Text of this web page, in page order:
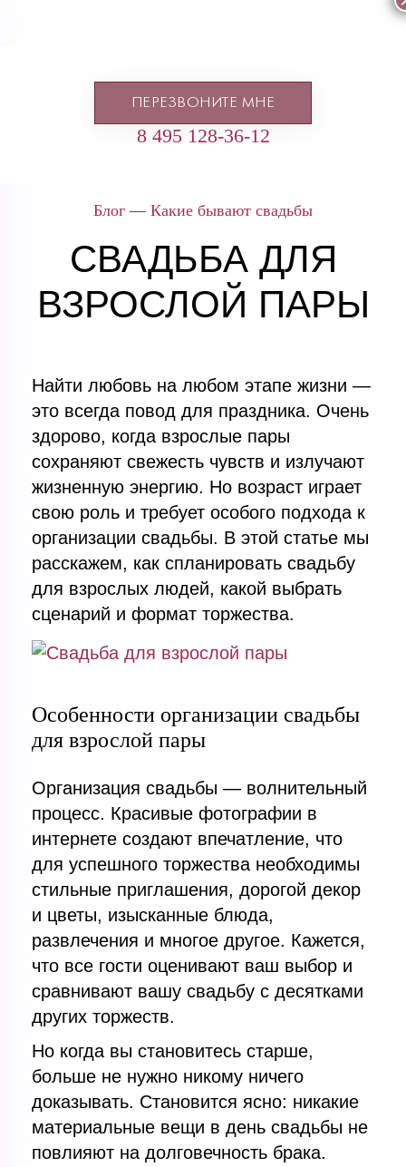
ПЕРЕЗВОНИТЕ МНЕ
8 495 128-36-12
Блог — Какие бывают свадьбы
СВАДЬБА ДЛЯ
ВЗРОСЛОЙ ПАРЫ
Найти любовь на любом этапе жизни —
это всегда повод для праздника. Очень
здорово, когда взрослые пары
сохраняют свежесть чувств и излучают
жизненную энергию. Но возраст играет
свою роль и требует особого подхода к
организации свадьбы. В этой статье мы
расскажем, как спланировать свадьбу
для взрослых людей, какой выбрать
сценарий и формат торжества.
Особенности организации свадьбы
для взрослой пары
Организация свадьбы — волнительный
процесс. Красивые фотографии в
интернете создают впечатление, что
для успешного торжества необходимы
стильные приглашения, дорогой декор
и цветы, изысканные блюда,
развлечения и многое другое. Кажется,
что все гости оценивают ваш выбор и
сравнивают вашу свадьбу с десятками
других торжеств.
Но когда вы становитесь старше,
больше не нужно никому ничего
доказывать. Становится ясно: никакие
материальные вещи в день свадьбы не
повлияют на долговечность брака.